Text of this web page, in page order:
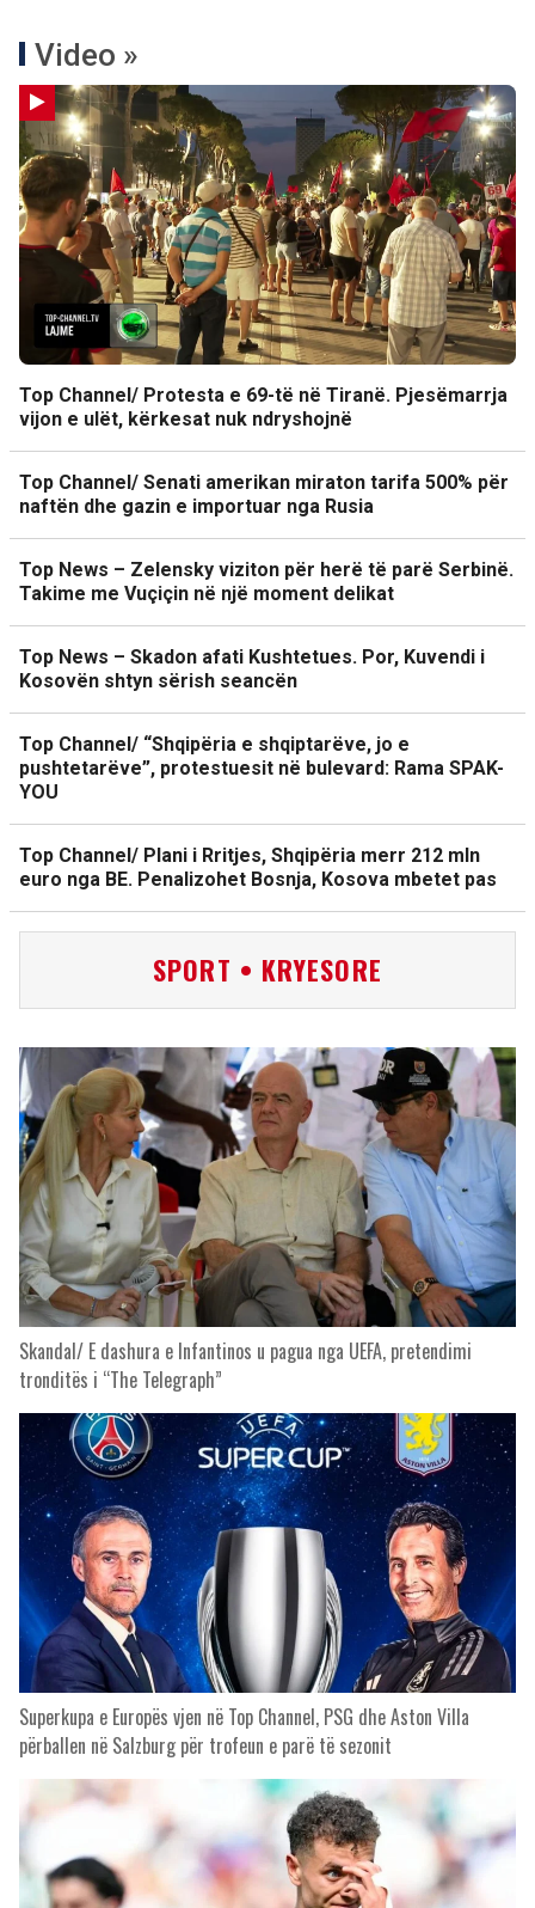
Video »
Top Channel/ Protesta e 69-të në Tiranë. Pjesëmarrja
vijon e ulët, kërkesat nuk ndryshojnë
Top Channel/ Senati amerikan miraton tarifa 500% për
naftën dhe gazin e importuar nga Rusia
Top News – Zelensky viziton për herë të parë Serbinë.
Takime me Vuçiçin në një moment delikat
Top News – Skadon afati Kushtetues. Por, Kuvendi i
Kosovën shtyn sërish seancën
Top Channel/ “Shqipëria e shqiptarëve, jo e
pushtetarëve”, protestuesit në bulevard: Rama SPAK-
YOU
Top Channel/ Plani i Rritjes, Shqipëria merr 212 mln
euro nga BE. Penalizohet Bosnja, Kosova mbetet pas
SPORT • KRYESORE
Skandal/ E dashura e Infantinos u pagua nga UEFA, pretendimi
tronditës i “The Telegraph”
Superkupa e Europës vjen në Top Channel, PSG dhe Aston Villa
përballen në Salzburg për trofeun e parë të sezonit